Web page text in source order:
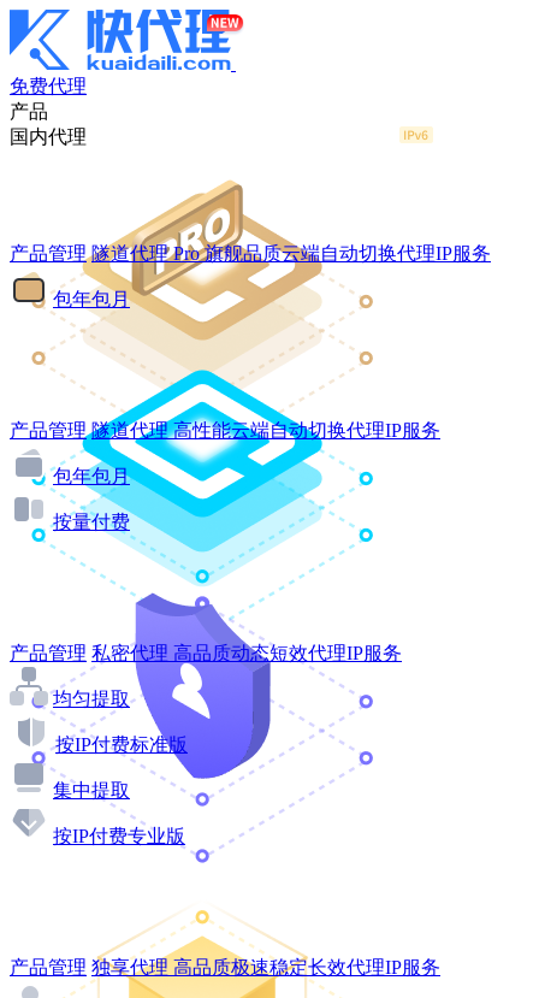
免费代理
产品
国内代理
产品管理 隧道代理Pro 旗舰品质云端自动切换代理IP服务
包年包月
产品管理 隧道代理 高性能云端自动切换代理IP服务
包年包月
按量付费
产品管理 私密代理 高品质动态短效代理IP服务
均匀提取
按IP付费标准版
集中提取
按IP付费专业版
产品管理 独享代理 高品质极速稳定长效代理IP服务